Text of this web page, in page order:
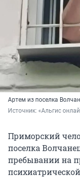
Артем из поселка
Источник: «Альгис
Приморский
поселка
пребывании на